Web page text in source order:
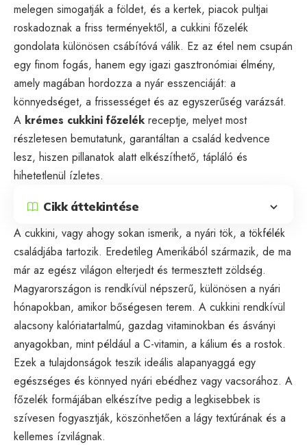
melegen simogatják a földet, és a kertek, piacok pultjai
roskadoznak a friss terményektől, a cukkini főzelék
gondolata különösen csábítóvá válik. Ez az étel nem csupán
egy finom fogás, hanem egy igazi gasztronómiai élmény,
amely magában hordozza a nyár esszenciáját: a
könnyedséget, a frissességet és az egyszerűség varázsát.
A krémes cukkini főzelék receptje, melyet most
részletesen bemutatunk, garantáltan a család kedvence
lesz, hiszen pillanatok alatt elkészíthető, tápláló és
hihetetlenül ízletes.
Cikk áttekintése
A cukkini, vagy ahogy sokan ismerik, a nyári tök, a tökfélék
családjába tartozik. Eredetileg Amerikából származik, de ma
már az egész világon elterjedt és termesztett zöldség.
Magyarországon is rendkívül népszerű, különösen a nyári
hónapokban, amikor bőségesen terem. A cukkini rendkívül
alacsony kalóriatartalmú, gazdag vitaminokban és ásványi
anyagokban, mint például a C-vitamin, a kálium és a rostok.
Ezek a tulajdonságok teszik ideális alapanyaggá egy
egészséges és könnyed nyári ebédhez vagy vacsorához. A
főzelék formájában elkészítve pedig a legkisebbek is
szívesen fogyasztják, köszönhetően a lágy textúrának és a
kellemes ízvilágnak.